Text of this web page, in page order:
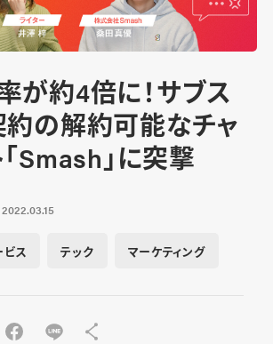
が約4倍に！サブス
の解約可能なチャ
Smash」に突撃
2022.03.15
ス テック マーケティング